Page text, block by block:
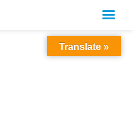
Translate »